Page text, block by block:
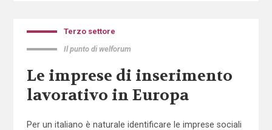
Terzo settore
Il punto di welforum
Le imprese di inserimento
lavorativo in Europa
Per un italiano è naturale identificare le imprese sociali